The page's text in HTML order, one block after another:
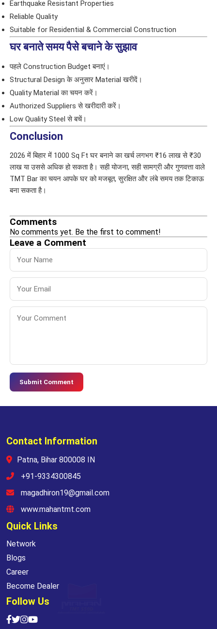
Earthquake Resistant Properties
Reliable Quality
Suitable for Residential & Commercial Construction
घर बनाते समय पैसे बचाने के सुझाव
पहले Construction Budget बनाएं।
Structural Design के अनुसार Material खरीदें।
Quality Material का चयन करें।
Authorized Suppliers से खरीदारी करें।
Low Quality Steel से बचें।
Conclusion
2026 में बिहार में 1000 Sq Ft घर बनाने का खर्च लगभग ₹16 लाख से ₹30
लाख या उससे अधिक हो सकता है। सही योजना, सही सामग्री और गुणवत्ता वाले
TMT Bar का चयन आपके घर को मजबूत, सुरक्षित और लंबे समय तक टिकाऊ
बना सकता है।
Comments
No comments yet. Be the first to comment!
Leave a Comment
Submit Comment
Contact Information
Patna, Bihar 800008 IN
+91-9334300845
magadhiron19@gmail.com
www.mahantmt.com
Quick Links
Network
Blogs
Career
Become Dealer
Follow Us